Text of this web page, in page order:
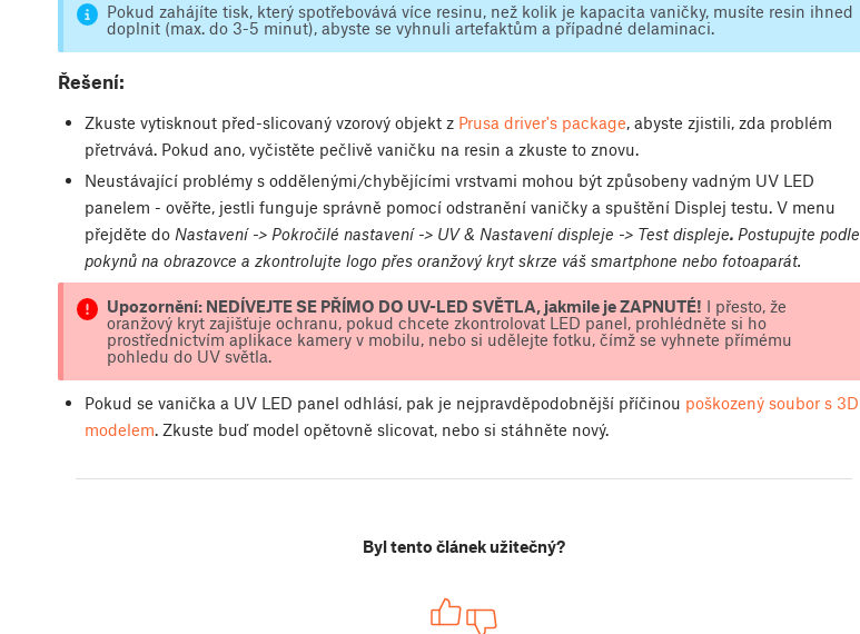
Pokud zahájíte tisk, který spotřebovává více resinu, než kolik je kapacita vaničky, musíte resin ihned
doplnit (max. do 3-5 minut), abyste se vyhnuli artefaktům a případné delaminaci.
Řešení:
Zkuste vytisknout před-slicovaný vzorový objekt z Prusa driver's package, abyste zjistili, zda problém
přetrvává. Pokud ano, vyčistěte pečlivě vaničku na resin a zkuste to znovu.
Neustávající problémy s oddělenými/chybějícími vrstvami mohou být způsobeny vadným UV LED
panelem - ověřte, jestli funguje správně pomocí odstranění vaničky a spuštění Displej testu. V menu
přejděte do Nastavení -> Pokročilé nastavení -> UV & Nastavení displeje -> Test displeje.Postupujte podle
pokynů na obrazovce a zkontrolujte logo přes oranžový kryt skrze váš smartphone nebo fotoaparát.
Upozornění: NEDÍVEJTE SE PŘÍMO DO UV-LED SVĚTLA, jakmile je ZAPNUTÉ! I přesto, že
oranžový kryt zajišťuje ochranu, pokud chcete zkontrolovat LED panel, prohlédněte si ho
prostřednictvím aplikace kamery v mobilu, nebo si udělejte fotku, čímž se vyhnete přímému
pohledu do UV světla.
Pokud se vanička a UV LED panel odhlásí, pak je nejpravděpodobnější příčinou poškozený soubor s 3D
modelem. Zkuste buď model opětovně slicovat, nebo si stáhněte nový.
Byl tento článek užitečný?